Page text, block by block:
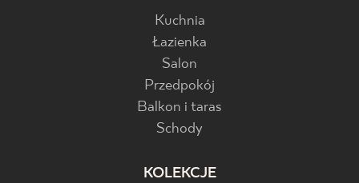
Kuchnia
Łazienka
Salon
Przedpokój
Balkon i taras
Schody
KOLEKCJE